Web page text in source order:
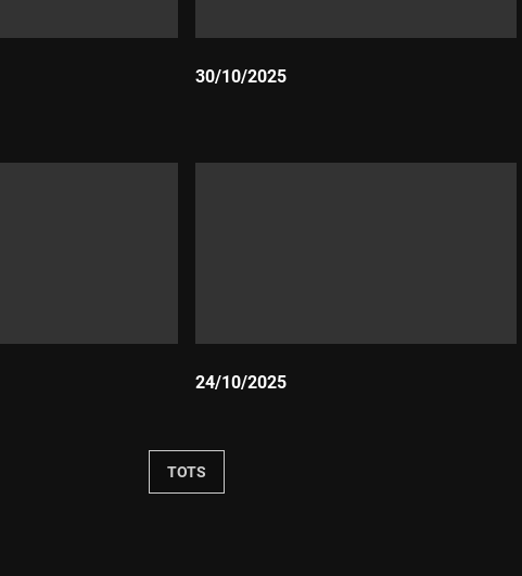
30/10/2025
24/10/2025
TOTS